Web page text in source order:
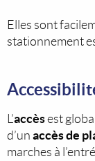
Elles sont
stationnement
L’accèsest
d’un accès de
marches à